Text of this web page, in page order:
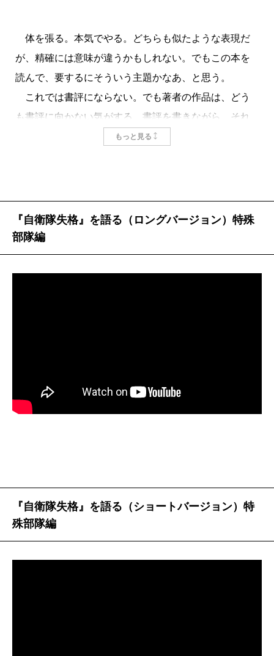
体を張る。本気でやる。どちらも似たような表現だ
が、精確には意味が違うかもしれない。でもこの本を
読んで、要するにそういう主題かなあ、と思う。
これでは書評にならない。でも著者の作品は、どう
も書評に向かない気がする。書評を書きながら、それ
を言うのは、いささか問題だが、そう思うから仕方が
衛隊失格―私が「特殊部隊」を去った理由―』という
タイトルだが、じつは著者が失格したのではない。失
格したのは自衛隊である。防衛大学校に至っては、ほ
とんど話にならない。だからこの本の中でも、あまり
カンに怒る。官給品を放り投げるとは、なにごとか。
私も古いから、心中でバアサンに拍手を送る。著者は
ために死ねるか』（文春新書）は衝撃的だった。こう
いう人がまだいたか。そう思った。父親は陸軍中野学
校で、祖母は軍国バアサン。それなら右翼だろうとい
もっと見る
『自衛隊失格』を語る（ロングバージョン）特殊
部隊編
『自衛隊失格』を語る（ショートバージョン）特
殊部隊編